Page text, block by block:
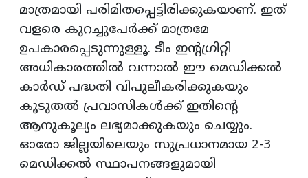
മാത്രമായി പരിമിതപ്പെട്ടിരിക്കുകയാണ്. ഇത്
വളരെ കുറച്ചുപേർക്ക് മാത്രമേ
ഉപകാരപ്പെടുന്നുള്ളൂ. ടീം ഇന്റഗ്രിറ്റി
അധികാരത്തിൽ വന്നാൽ ഈ മെഡിക്കൽ
കാർഡ് പദ്ധതി വിപുലീകരിക്കുകയും
കൂടുതൽ പ്രവാസികൾക്ക് ഇതിന്റെ
ആനുകൂല്യം ലഭ്യമാക്കുകയും ചെയ്യും.
ഓരോ ജില്ലയിലെയും സുപ്രധാനമായ 2-3
മെഡിക്കൽ സ്ഥാപനങ്ങളുമായി